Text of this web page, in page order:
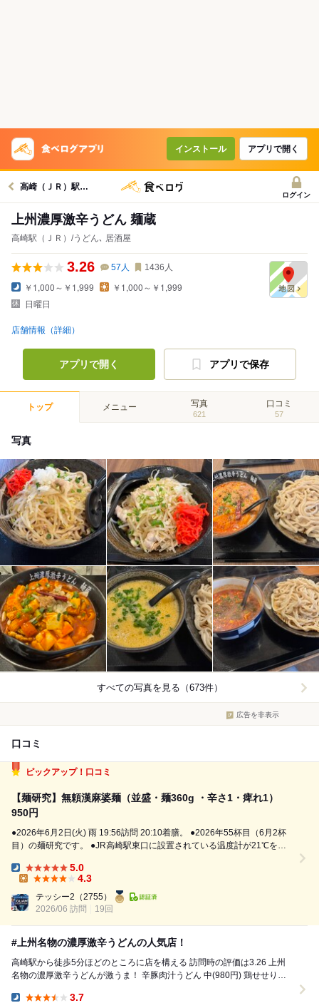
インストール アプリで開く
高崎（ＪＲ）駅グルメへ
ログイン
上州濃厚激辛うどん 麺蔵
高崎駅（ＪＲ）/うどん､ 居酒屋
3.26 57 人 1436 人
￥1,000～￥1,999
￥1,000～￥1,999
日曜日
店舗情報（詳細）
アプリで開く アプリで保存
トップ メニュー 写真
621
口コミ
57
写真
すべての写真を見る（673件）
広告を非表示
口コミ
ピックアップ！口コミ
【麺研究】無頼漢麻婆麺（並盛・麺360g ・辛さ1・痺れ1）
950円
●2026年6月2日(火) 雨 19:56訪問 20:10着膳。 ●2026年55杯目（6月2杯
目）の麺研究です。 ●JR高崎駅東口に設置されている温度計が21℃を表
口）にある『上州濃厚激辛うどん 麺蔵』さんへ訪問...
Dinner:
5.0
4.3
テッシー2 （2755）
2026/06 訪問
19回
#上州名物の濃厚激辛うどんの人気店！
高崎駅から徒歩5分ほどのところに店を構える 訪問時の評価は3.26 上州
名物の濃厚激辛うどんが激うま！ 辛豚肉汁うどん 中(980円) 鶏せせり天
3.7